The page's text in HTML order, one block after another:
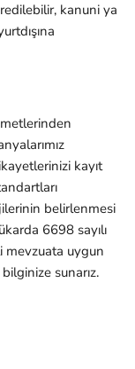
kanuni ya
kayıt
belirlenmesi
6698 sayılı
mevzuata uygun
sunarız.